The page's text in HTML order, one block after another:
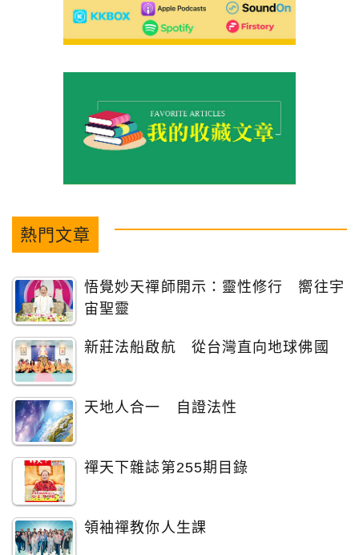
熱門文章
悟覺妙天禪師開示：靈性修行 嚮往宇
宙聖靈
新莊法船啟航 從台灣直向地球佛國
天地人合一 自證法性
禪天下雜誌第255期目錄
領袖禪教你人生課